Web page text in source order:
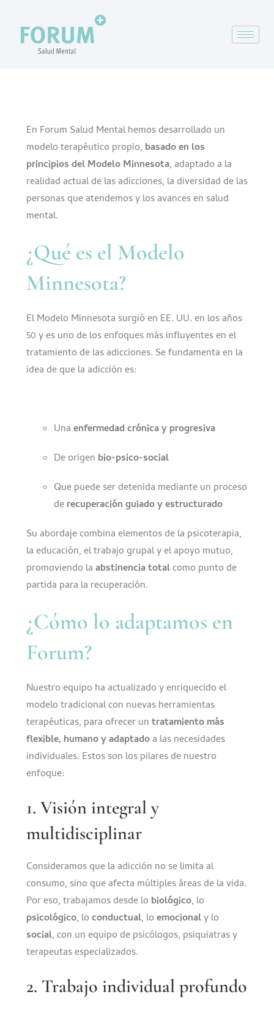
En Forum Salud Mental hemos desarrollado un
modelo terapéutico propio, basado en los
principios del Modelo Minnesota, adaptado a la
realidad actual de las adicciones, la diversidad de las
personas que atendemos y los avances en salud
mental.
¿Qué es el Modelo
Minnesota?
El Modelo Minnesota surgió en EE. UU. en los años
50 y es uno de los enfoques más influyentes en el
tratamiento de las adicciones. Se fundamenta en la
idea de que la adicción es:
Unaenfermedad crónica y progresiva
De origen bio-psico-social
Que puede ser detenida mediante un proceso
derecuperación guiado y estructurado
Su abordaje combina elementos de la psicoterapia,
la educación, el trabajo grupal y el apoyo mutuo,
promoviendo laabstinencia totalcomo punto de
partida para la recuperación.
¿Cómo lo adaptamos en
Forum?
Nuestro equipo ha actualizado y enriquecido el
modelo tradicional con nuevas herramientas
terapéuticas, para ofrecer untratamiento más
flexible, humano y adaptadoa las necesidades
individuales. Estos son los pilares de nuestro
enfoque:
1. Visión integral y
multidisciplinar
Consideramos que la adicción no se limita al
consumo, sino que afecta múltiples áreas de la vida.
Por eso, trabajamos desde lo biológico, lo
psicológico, loconductual, loemocionaly lo
social, con un equipo de psicólogos, psiquiatras y
terapeutas especializados.
2. Trabajo individual profundo